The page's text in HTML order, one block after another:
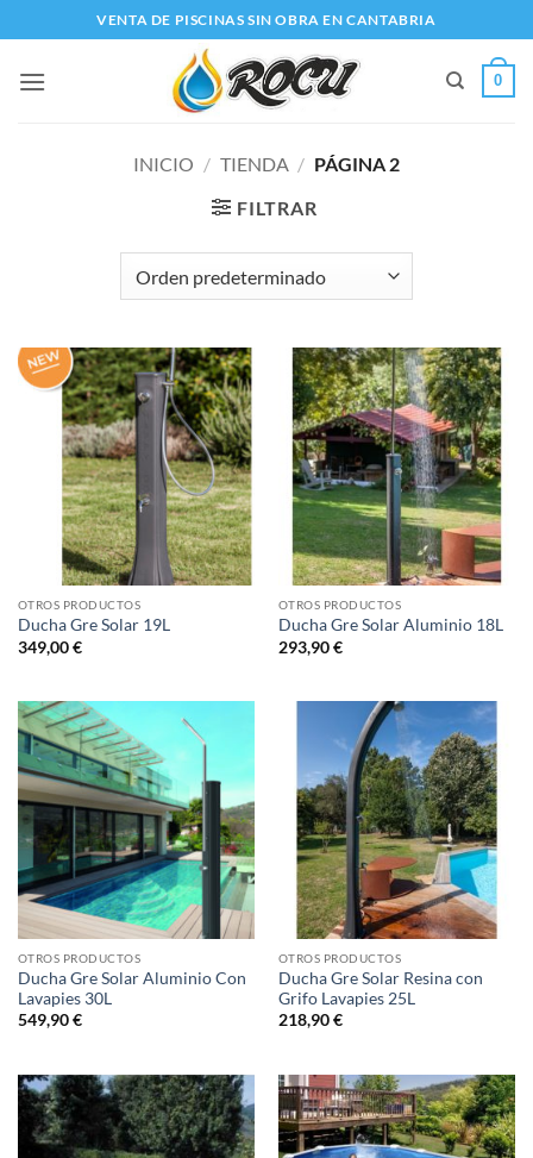
al
contenido
VENTA DE PISCINAS SIN OBRA EN CANTABRIA
0
INICIO / TIENDA / PÁGINA 2
FILTRAR
OTROS PRODUCTOS
Ducha Gre Solar 19L
349,00€
OTROS PRODUCTOS
Ducha Gre Solar Aluminio 18L
293,90€
OTROS PRODUCTOS
Ducha Gre Solar Aluminio Con
Lavapies 30L
549,90€
OTROS PRODUCTOS
Ducha Gre Solar Resina con
Grifo Lavapies 25L
218,90€